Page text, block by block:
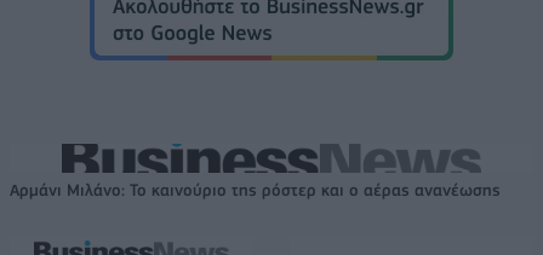
Αρμάνι Μιλάνο: Το καινούριο της ρόστερ και ο αέρας ανανέωσης